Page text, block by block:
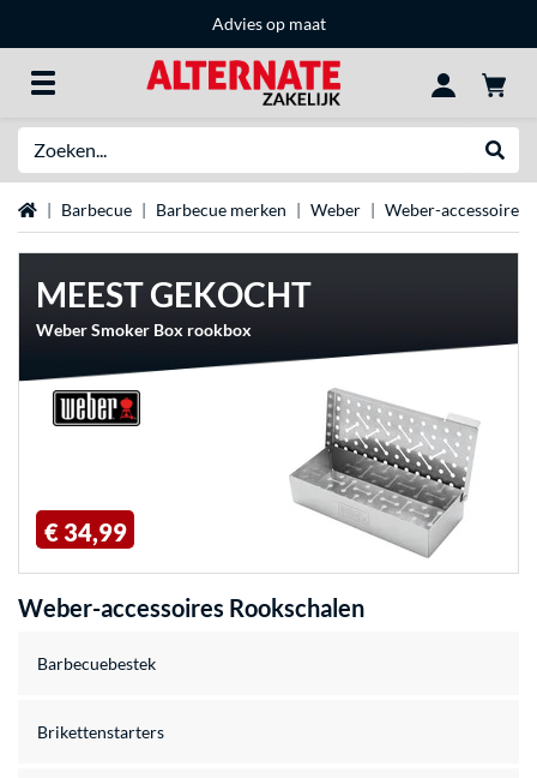
Advies op maat
Home Barbecue Barbecue merken Weber Weber-accessoires
MEEST GEKOCHT
Weber Smoker Box rookbox
€ 34,99
Weber-accessoires Rookschalen
Barbecuebestek
Brikettenstarters